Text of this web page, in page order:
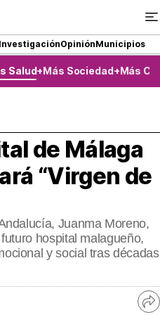
InvestigaciónOpiniónMunicipios
Salud Más Sociedad Más
de Málaga
“Virgen de
Juanma Moreno,
hospital malagueño,
y social tras décadas